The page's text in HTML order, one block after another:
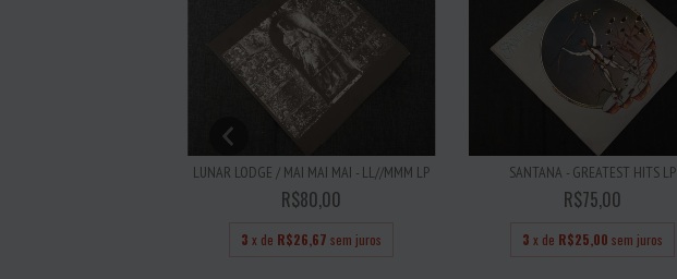
LUNAR LODGE / MAI MAI MAI - LL//MMM LP
R$80,00
3 x de R$26,67 sem juros
SANTANA - GREATEST HITS LP
R$75,00
3 x de R$25,00 sem juros